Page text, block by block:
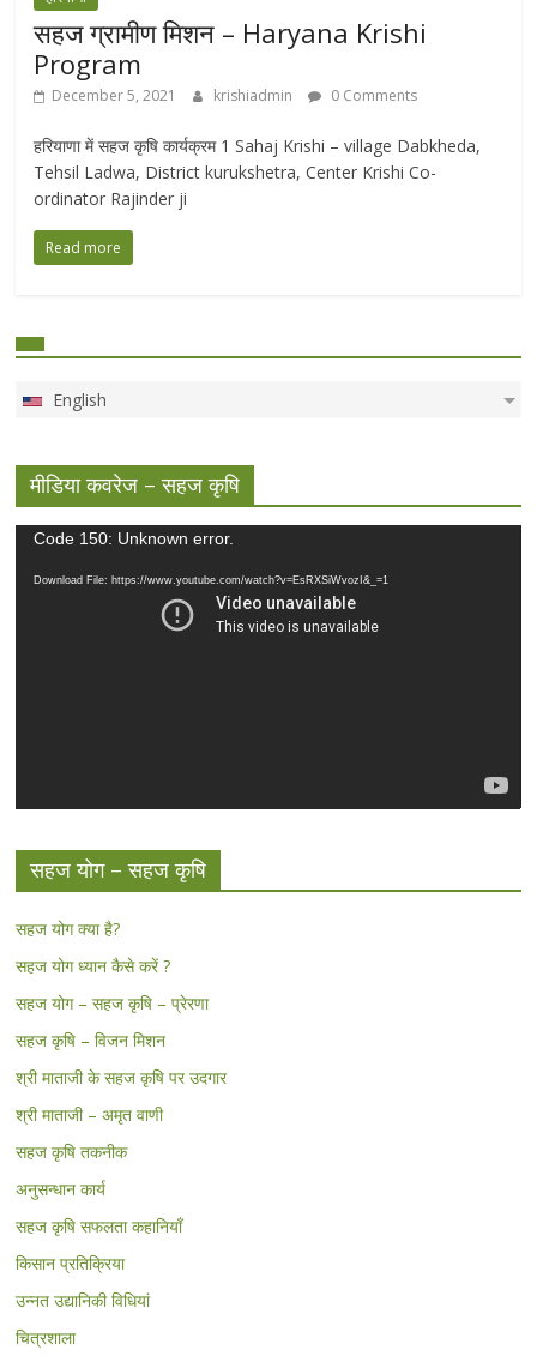
सहज ग्रामीण मिशन – Haryana Krishi
Program
December 5, 2021 krishiadmin 0 Comments
हरियाणा में सहज कृषि कार्यक्रम 1 Sahaj Krishi – village Dabkheda,
Tehsil Ladwa, District kurukshetra, Center Krishi Co-
ordinator Rajinder ji
Read more
English
मीडिया कवरेज – सहज कृषि
Video
Code 150: Unknown error.
Download File: https://www.youtube.com/watch?v=EsRXSiWvozI&_=1
सहज योग – सहज कृषि
सहज योग क्या है?
सहज योग ध्यान कैसे करें ?
सहज योग – सहज कृषि – प्रेरणा
सहज कृषि – विजन मिशन
श्री माताजी के सहज कृषि पर उदगार
श्री माताजी – अमृत वाणी
सहज कृषि तकनीक
अनुसन्धान कार्य
सहज कृषि सफलता कहानियाँ
किसान प्रतिक्रिया
उन्नत उद्यानिकी विधियां
चित्रशाला